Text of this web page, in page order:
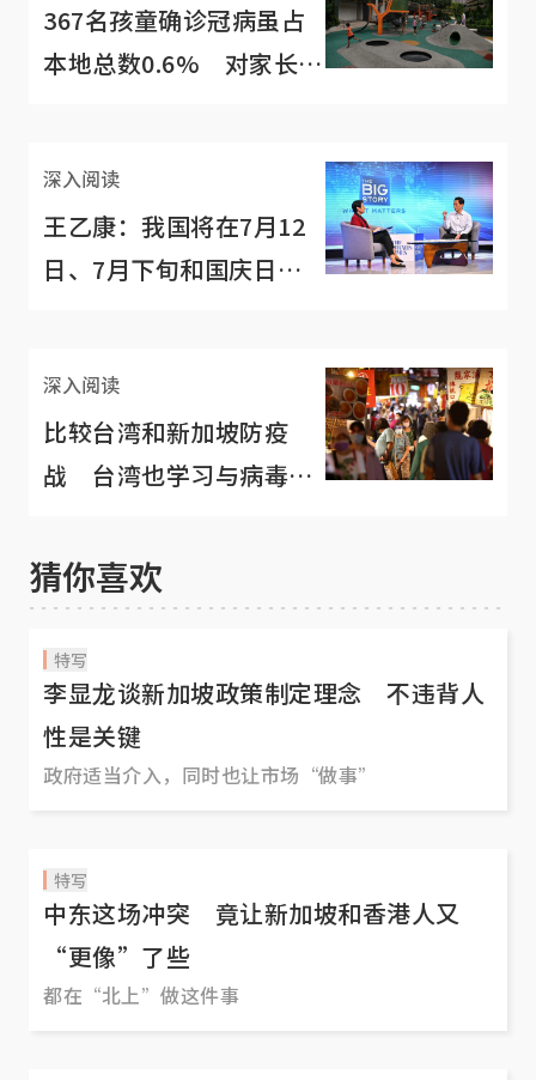
367名孩童确诊冠病虽占
本地总数0.6% 对家长却
深入阅读
王乙康：我国将在7月12
日、7月下旬和国庆日逐
深入阅读
比较台湾和新加坡防疫
战 台湾也学习与病毒共
猜你喜欢
特写
李显龙谈新加坡政策制定理念 不违背人
性是关键
政府适当介入，同时也让市场“做事”
特写
中东这场冲突 竟让新加坡和香港人又
“更像”了些
都在“北上”做这件事